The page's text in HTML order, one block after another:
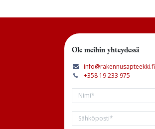
Ole meihin yhteydessä
info@rakennusapteekki.fi
+358 19 233 975